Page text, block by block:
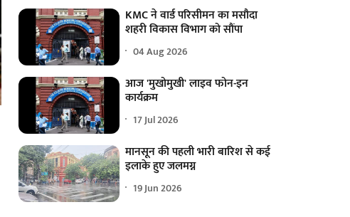
KMC ने वार्ड परिसीमन का मसौदा
शहरी विकास विभाग को सौंपा
04 Aug 2026
आज 'मुखोमुखी' लाइव फोन-इन
कार्यक्रम
17 Jul 2026
मानसून की पहली भारी बारिश से कई
इलाके हुए जलमग्न
19 Jun 2026